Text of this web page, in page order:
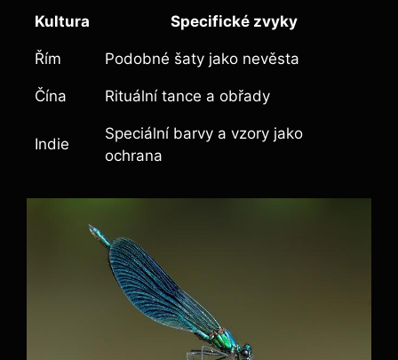
Kultura Specifické zvyky
Řím Podobné šaty jako nevěsta
Čína Rituální tance ​a obřady
Indie
Speciální barvy a vzory ⁤jako
ochrana